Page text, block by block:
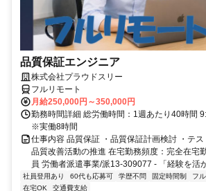
品質保証エンジニア
株式会社プラウドスリー
フルリモート
月給250,000円～350,000円
勤務時間詳細 総労働時間：1週あたり40時間
※実働8時間
仕事内容 品質保証 ・品質保証計画検討 ・テス
品質改善活動の推進 在宅勤務頻度：完全在宅
員 労働者派遣事業/派13-309077 - 「経験を活
社員登用あり 60代も応募可 学歴不問 固定時間制 フ
在宅OK
交通費支給